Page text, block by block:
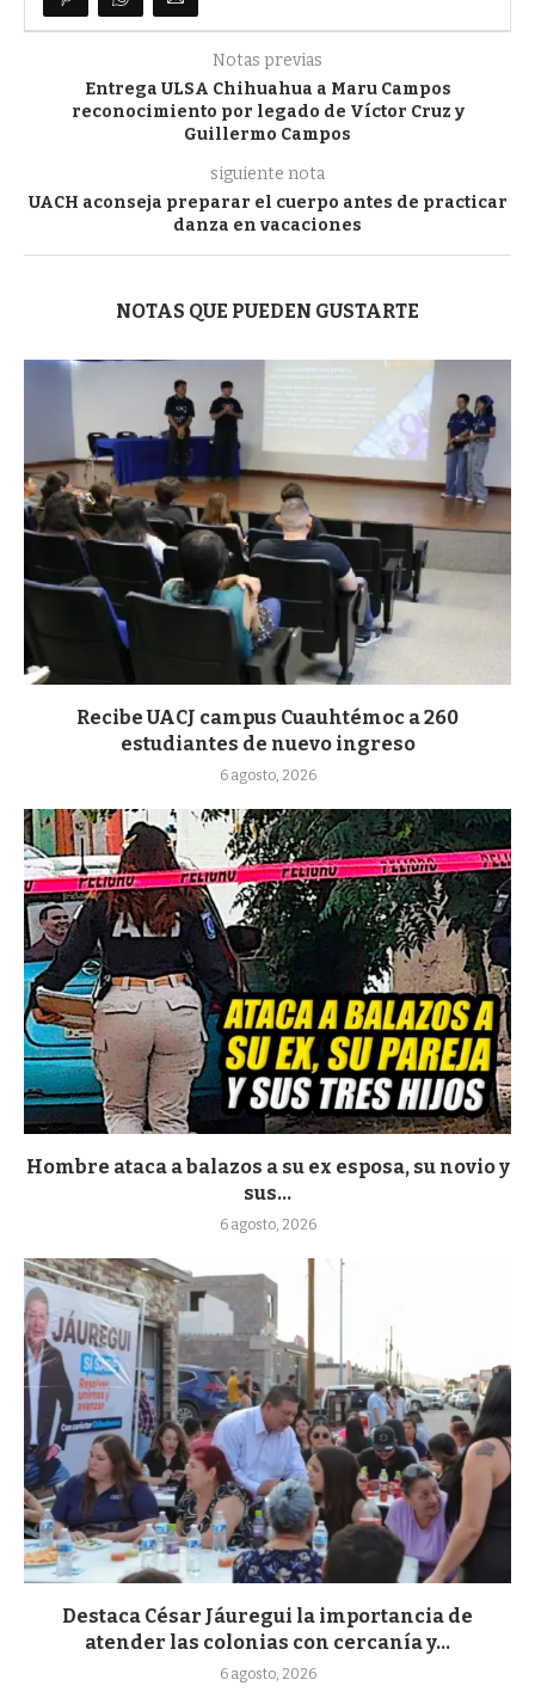
Notas previas
Entrega ULSA Chihuahua a Maru Campos
reconocimiento por legado de Víctor Cruz y
Guillermo Campos
siguiente nota
UACH aconseja preparar el cuerpo antes de practicar
danza en vacaciones
NOTAS QUE PUEDEN GUSTARTE
Recibe UACJ campus Cuauhtémoc a 260
estudiantes de nuevo ingreso
6 agosto, 2026
Hombre ataca a balazos a su ex esposa, su novio y
sus...
6 agosto, 2026
Destaca César Jáuregui la importancia de
atender las colonias con cercanía y...
6 agosto, 2026